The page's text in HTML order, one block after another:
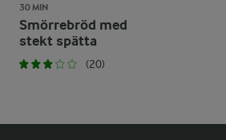
30 MIN
Smörrebröd med
stekt spätta
(20)